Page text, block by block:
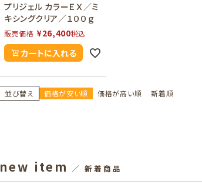
プリジェル カラーＥＸ／ミ
キシングクリア／１００ｇ
販売価格 ¥26,400税込
カートに入れる
並び替え 価格が安い順 価格が高い順 新着順
new item ／ 新着商品